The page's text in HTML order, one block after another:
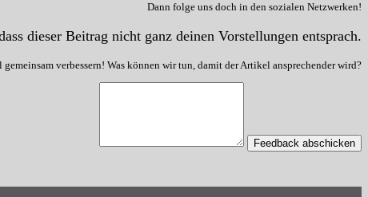
Dann folge uns doch in den sozialen Netzwerken!
dieser Beitrag nicht ganz deinen Vorstellungen entsprach.
gemeinsam verbessern! Was können wir tun, damit der Artikel ansprechender wird?
Feedback abschicken